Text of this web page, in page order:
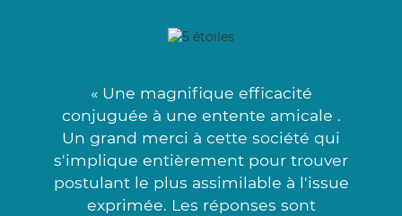
« Une magnifique efficacité
conjuguée à une entente amicale .
Un grand merci à cette société qui
s'implique entièrement pour trouver
postulant le plus assimilable à l'issue
exprimée. Les réponses sont